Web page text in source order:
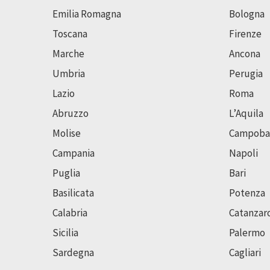
Emilia Romagna
Toscana
Marche
Umbria
Lazio
Abruzzo
Molise
Campania
Puglia
Basilicata
Calabria
Sicilia
Sardegna
Bologna
Firenze
Ancona
Perugia
Roma
L’Aquila
Napoli
Bari
Potenza
Palermo
Cagliari